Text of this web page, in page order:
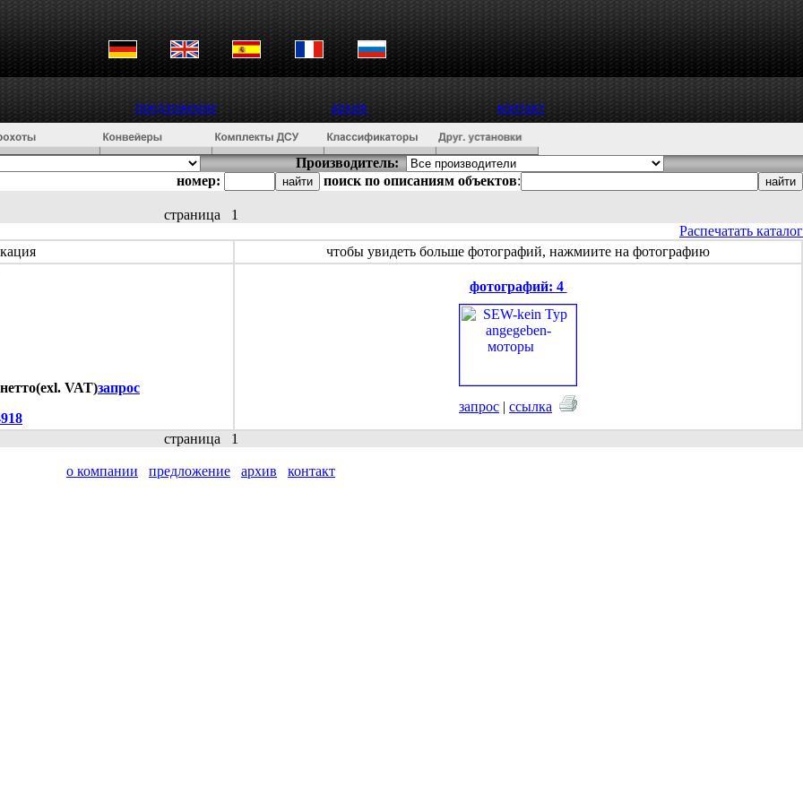
предложение архив контакт
Производитель:
номер:
поиск по описаниям объектов:
страница 1
Распечатать каталог
чтобы увидеть больше фотографий, нажмиите на фотографию
VAT)запрос
фотографий: 4
запрос | ссылка
страница 1
о компании предложение архив контакт